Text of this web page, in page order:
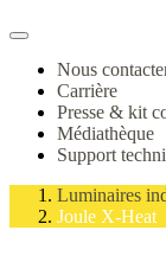
Nous
Carrière
Presse & kit
Médiathèque
Support
Luminaires
Joule X-Heat